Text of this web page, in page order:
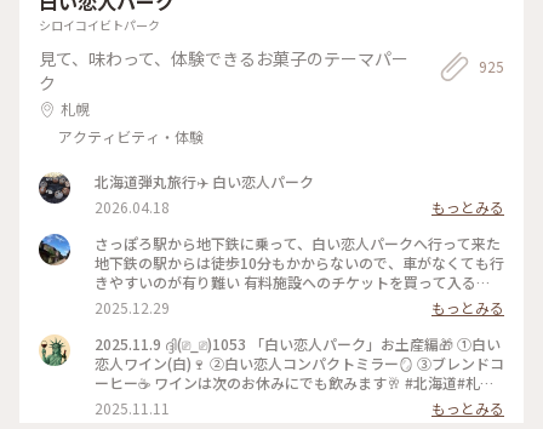
シロイコイビトパーク
見て、味わって、体験できるお菓子のテーマパー
ク
札幌
アクティビティ・体験
925
北海道弾丸旅行✈️ 白い恋人パーク
2026.04.18
もっとみる
さっぽろ駅から地下鉄に乗って、白い恋人パークへ行って来た
地下鉄の駅からは徒歩10分もかからないので、車がなくても行
きやすいのが有り難い 有料施設へのチケットを買って入る
と、チョコレートの歴史がプロジェクションマッピングなどを
用いて楽しく紹介されていたり、白い恋人の工場見学が出来る
生チョコの白い恋人も食べられて嬉しい 今回は機会がなかっ
たが、様々な体験も出来るとのこと また、白い恋人の箱に自
分の撮影した写真を印字できるお店もある 無料の施設もあ
り、そちらにお土産ショップやレストランなどもある 夜はラ
イトアップもしているらしいので1日居られる施設となってい
2025.12.29
もっとみる
2025.11.9 ദ്ദി(⎚_⎚)1053 「白い恋人パーク」お土産編🎁 ①白い
恋人ワイン(白)🍷 ②白い恋人コンパクトミラー🪞 ③ブレンドコ
ーヒー☕️ ワインは次のお休みにでも飲みます🥂 #北海道#札幌
市#白い恋人パーク#白い恋人#お土産#買い物
2025.11.11 もっとみる